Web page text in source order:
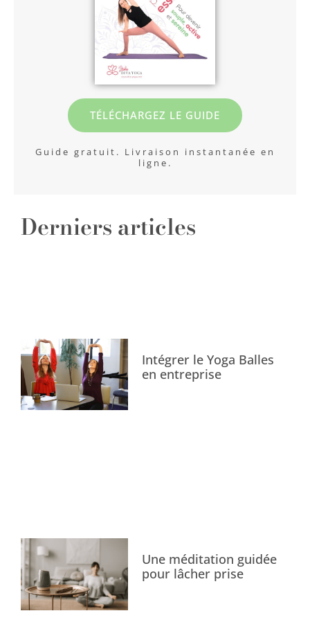
TÉLÉCHARGEZ LE GUIDE
Guide gratuit. Livraison instantanée en
ligne.
Derniers articles
Intégrer le Yoga Balles
en entreprise
Une méditation guidée
pour lâcher prise